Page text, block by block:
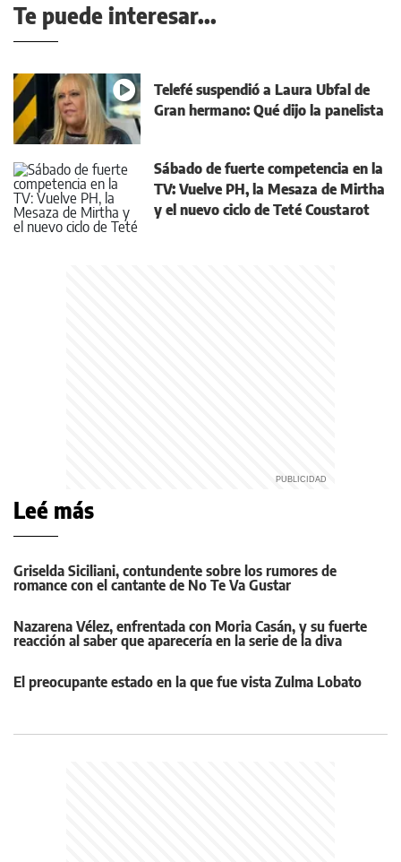
Te puede interesar...
Telefé suspendió a Laura Ubfal de
Gran hermano: Qué dijo la panelista
Sábado de fuerte competencia en la
TV: Vuelve PH, la Mesaza de Mirtha
y el nuevo ciclo de Teté Coustarot
Leé más
Griselda Siciliani, contundente sobre los rumores de
romance con el cantante de No Te Va Gustar
Nazarena Vélez, enfrentada con Moria Casán, y su fuerte
reacción al saber que aparecería en la serie de la diva
El preocupante estado en la que fue vista Zulma Lobato